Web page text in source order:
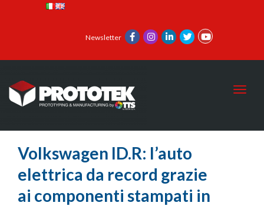
Newsletter
Volkswagen ID.R: l’auto
elettrica da record grazie
ai componenti stampati in